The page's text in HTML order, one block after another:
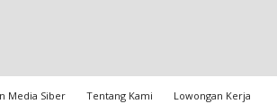
Media Siber Tentang Kami
Lowongan Kerja